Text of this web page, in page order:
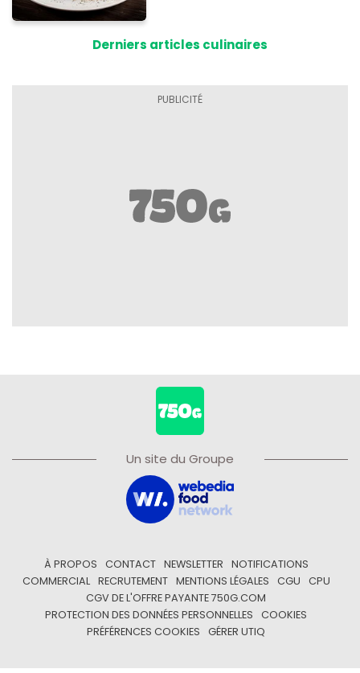
Derniers articles culinaires
Un site du Groupe
À PROPOS CONTACT NEWSLETTER
NOTIFICATIONS
COMMERCIAL
RECRUTEMENT MENTIONS LÉGALES CGU
CPU
CGV DE L'OFFRE PAYANTE 750G.COM
PROTECTION DES DONNÉES PERSONNELLES
COOKIES
PRÉFÉRENCES COOKIES
GÉRER UTIQ